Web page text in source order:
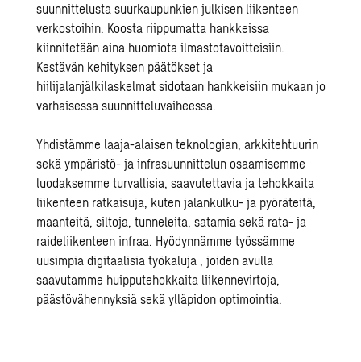
suunnittelusta suurkaupunkien julkisen liikenteen
verkostoihin. Koosta riippumatta hankkeissa
kiinnitetään aina huomiota ilmastotavoitteisiin.
Kestävän kehityksen päätökset ja
hiilijalanjälkilaskelmat sidotaan hankkeisiin mukaan jo
varhaisessa suunnitteluvaiheessa.
Yhdistämme laaja-alaisen teknologian, arkkitehtuurin
sekä ympäristö- jainfrasuunnittelun osaamisemme
luodaksemme turvallisia, saavutettavia ja tehokkaita
liikenteen ratkaisuja, kuten jalankulku- ja pyöräteitä,
maanteitä, siltoja, tunneleita, satamia sekä rata- ja
raideliikenteen infraa. Hyödynnämme työssämme
uusimpia digitaalisia työkaluja , joiden avulla
saavutamme huipputehokkaita liikennevirtoja,
päästövähennyksiä sekä ylläpidon optimointia.